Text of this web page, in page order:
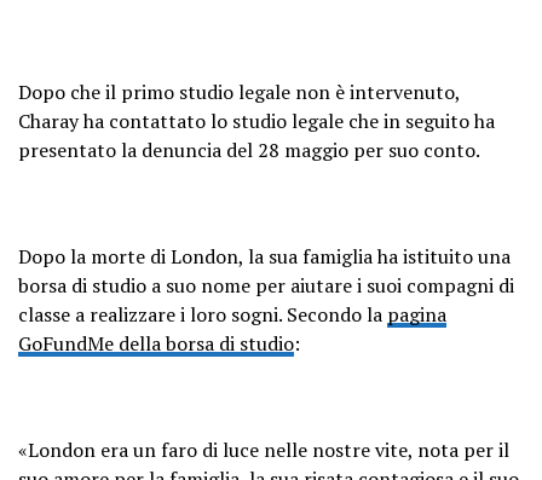
Dopo che il primo studio legale non è intervenuto,
Charay ha contattato lo studio legale che in seguito ha
presentato la denuncia del 28 maggio per suo conto.
Dopo la morte di London, la sua famiglia ha istituito una
borsa di studio a suo nome per aiutare i suoi compagni di
classe a realizzare i loro sogni. Secondo la pagina
GoFundMe della borsa di studio:
«London era un faro di luce nelle nostre vite, nota per il